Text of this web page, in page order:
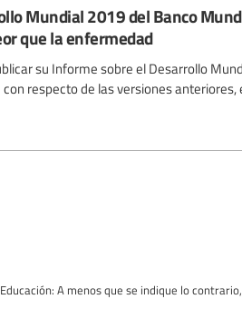
Mundial 2019 del Banco
que la enfermedad
su Informe sobre el Desarrollo
respecto de las versiones anteriores,
A menos que se indique lo